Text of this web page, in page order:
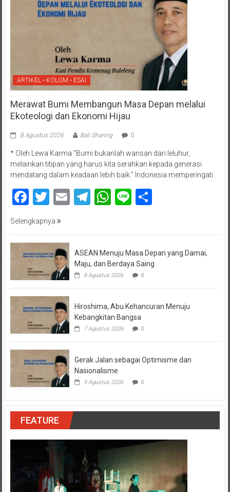
ARTIKEL • KOLOM • ESAI
Merawat Bumi Membangun Masa Depan melalui
Ekoteologi dan Ekonomi Hijau
8 Agustus 2026 Bali Sharing 0
* Oleh Lewa Karma “Bumi bukanlah warisan dari leluhur,
melainkan titipan yang harus kita serahkan kepada generasi
mendatang dalam keadaan lebih baik.” Indonesia memperingati
Facebook
Twitter
EmailTelegram
WhatsApp
Line
Selengkapnya
ASEAN Menuju Masa Depan yang Damai,
Maju, dan Berdaya Saing
8 Agustus 2026 0
Hiroshima, Abu Kehancuran Menuju
Kebangkitan Bangsa
7 Agustus 2026 0
Gerak Jalan sebagai Optimisme dan
Nasionalisme
5 Agustus 2026 0
FEATURE